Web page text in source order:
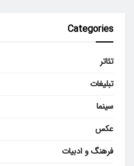
Categories
تئاتر
تبلیغات
سینما
عکس
فرهنگ و ادبیات